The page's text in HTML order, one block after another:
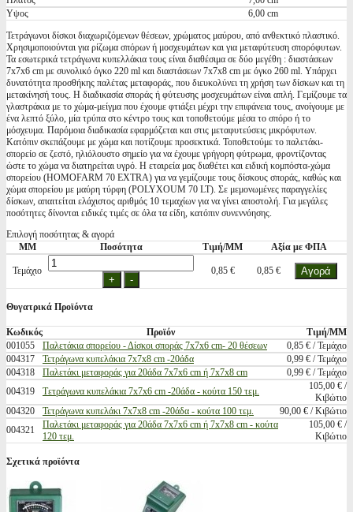
Υψος
6,00 cm
Τετράγωνοι δίσκοι διαχωριζόμενων θέσεων, χρώματος μαύρου, από ανθεκτικό πλαστικό.
Χρησιμοποιούνται για ρίζωμα σπόρων ή μοσχευμάτων και για μεταφύτευση σπορόφυτων.
Τα εσωτερικά τετράγωνα κυπελλάκια τους είναι διαθέσιμα σε δύο μεγέθη : διαστάσεων
7x7x6 cm με συνολικό όγκο 220 ml και διαστάσεων 7x7x8 cm με όγκο 260 ml. Υπάρχει
δυνατότητα προσθήκης παλέτας μεταφοράς, που διευκολύνει τη χρήση των δίσκων και τη
μετακίνησή τους. Η διαδικασία σποράς ή φύτευσης μοσχευμάτων είναι απλή. Γεμίζουμε τα
γλαστράκια με το χώμα-μείγμα που έχουμε φτιάξει μέχρι την επιφάνεια τους, ανοίγουμε με
ένα λεπτό ξύλο, μία τρύπα στο κέντρο τους και τοποθετούμε μέσα το σπόρο ή το
μόσχευμα. Παρόμοια διαδικασία εφαρμόζεται και στις μεταφυτεύσεις μικρόφυτων.
Κατόπιν σκεπάζουμε με χώμα και ποτίζουμε προσεκτικά. Τοποθετούμε το παλετάκι-
σπορείο σε ζεστό, ηλιόλουστο σημείο για να έχουμε γρήγορη φύτρωμα, φροντίζοντας
ώστε το χώμα να διατηρείται υγρό. Η εταιρεία μας διαθέτει και ειδική κομπόστα-χώμα
σπορείου (HOMOFARM 70 EXTRA) για να γεμίζουμε τους δίσκους σποράς, καθώς και
χώμα σπορείου με μαύρη τύρφη (POLYXOUM 70 LT). Σε μεμονωμένες παραγγελίες
δίσκων, απαιτείται ελάχιστος αριθμός 10 τεμαχίων για να γίνει αποστολή. Για μεγάλες
ποσότητες δίνονται ειδικές τιμές σε όλα τα είδη, κατόπιν συνεννόησης.
Επιλογή ποσότητας & αγορά
ΜΜ
Ποσότητα Τιμή/ΜΜ Αξία με ΦΠΑ
Τεμάχιο 0,85 € 0,85 €
Θυγατρικά Προϊόντα
Κωδικός Προϊόν
Τιμή/ΜΜ
001055
Παλετάκια σπορείου - Δίσκοι σποράς 7x7x6 cm- 20 θέσεων
0,85 € / Τεμάχιο
004317
Τετράγωνα κυπελάκια 7x7x8 cm -20άδα
0,99 € / Τεμάχιο
004318
Παλετάκι μεταφοράς για 20άδα 7x7x6 cm ή 7x7x8 cm
0,99 € / Τεμάχιο
004319
Tετράγωνα κυπελάκια 7x7x6 cm -20άδα - κούτα 150 τεμ.
105,00 € /
Κιβώτιο
004320
Τετράγωνα κυπελάκι 7x7x8 cm -20άδα - κούτα 100 τεμ.
90,00 € / Κιβώτιο
004321
Παλετάκι μεταφοράς για 20άδα 7x7x6 cm ή 7x7x8 cm - κούτα
120 τεμ.
105,00 € /
Κιβώτιο
Σχετικά προϊόντα